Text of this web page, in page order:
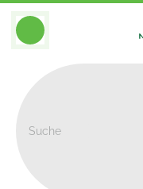
BACK